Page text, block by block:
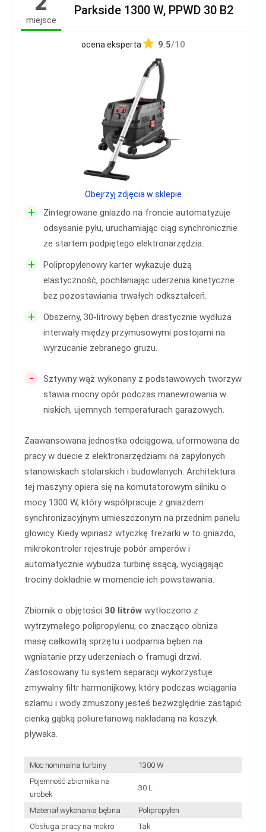
miejsce
Parkside 1300 W, PPWD 30 B2
ocena eksperta 9.5/10
+
Zintegrowane gniazdo na froncie automatyzuje
odsysanie pyłu, uruchamiając ciąg synchronicznie
ze startem podpiętego elektronarzędzia.
+
Polipropylenowy karter wykazuje dużą
elastyczność, pochłaniając uderzenia kinetyczne
bez pozostawiania trwałych odkształceń.
+
Obszerny, 30-litrowy bęben drastycznie wydłuża
interwały między przymusowymi postojami na
wyrzucanie zebranego gruzu.
-
Sztywny wąż wykonany z podstawowych tworzyw
stawia mocny opór podczas manewrowania w
niskich, ujemnych temperaturach garażowych.
Zaawansowana jednostka odciągowa, uformowana do
pracy w duecie z elektronarzędziami na zapylonych
stanowiskach stolarskich i budowlanych. Architektura
tej maszyny opiera się na komutatorowym silniku o
mocy 1300 W, który współpracuje z gniazdem
synchronizacyjnym umieszczonym na przednim panelu
głowicy. Kiedy wpinasz wtyczkę frezarki w to gniazdo,
mikrokontroler rejestruje pobór amperów i
automatycznie wybudza turbinę ssącą, wyciągając
trociny dokładnie w momencie ich powstawania.
Zbiornik o objętości 30 litrów wytłoczono z
wytrzymałego polipropylenu, co znacząco obniża
masę całkowitą sprzętu i uodparnia bęben na
wgniatanie przy uderzeniach o framugi drzwi.
Zastosowany tu system separacji wykorzystuje
zmywalny filtr harmonijkowy, który podczas wciągania
szlamu i wody zmuszony jesteś bezwzględnie zastąpić
cienką gąbką poliuretanową nakładaną na koszyk
pływaka.
Moc nominalna turbiny
1300 W
Pojemność zbiornika na
urobek
30 L
Materiał wykonania bębna
Polipropylen
Obsługa pracy na mokro
Tak
Obejrzyj zdjęcia w sklepie